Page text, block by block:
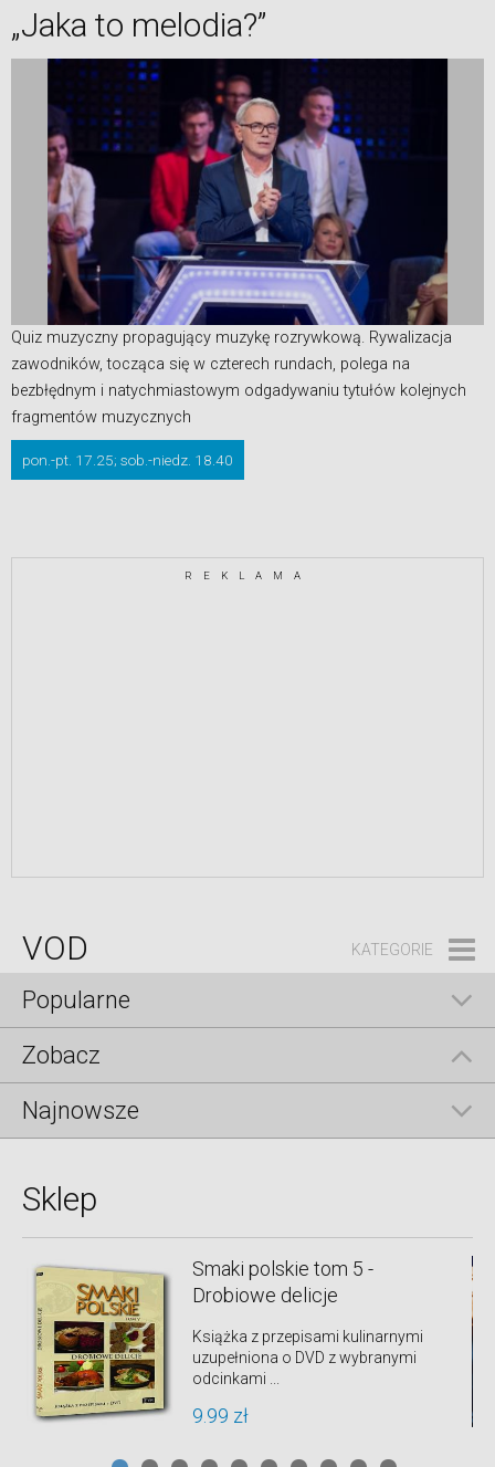
„Jaka to melodia?”
Quiz muzyczny propagujący muzykę rozrywkową. Rywalizacja
zawodników, tocząca się w czterech rundach, polega na
bezbłędnym i natychmiastowym odgadywaniu tytułów kolejnych
fragmentów muzycznych
pon.-pt. 17.25; sob.-niedz. 18.40
REKLAMA
VOD KATEGORIE
Popularne
Zobacz
Najnowsze
Sklep
Smaki polskie tom 5 -
Drobiowe delicje
Książka z przepisami kulinarnymi
uzupełniona o DVD z wybranymi
odcinkami ...
9.99 zł